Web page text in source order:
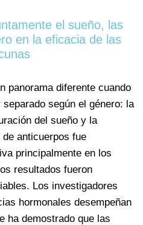
el sueño, las
en la eficacia de las
panorama diferente cuando
según el género: la
del sueño y la
anticuerpos fue
principalmente en los
resultados fueron
Los investigadores
hormonales desempeñan
ha demostrado que las